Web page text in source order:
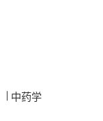
中药学